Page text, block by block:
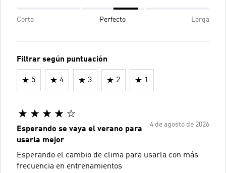
Corta Perfecto Larga
Filtrar según puntuación
5 4 3 2 1
4 de agosto de 2026
Esperando se vaya el verano para
usarla mejor
Esperando el cambio de clima para usarla con más
frecuencia en entrenamientos